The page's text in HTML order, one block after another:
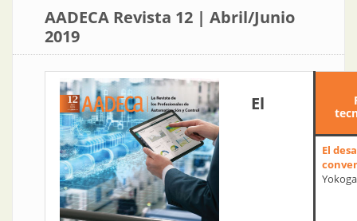
AADECA Revista 12 | Abril/Junio
2019
El
El